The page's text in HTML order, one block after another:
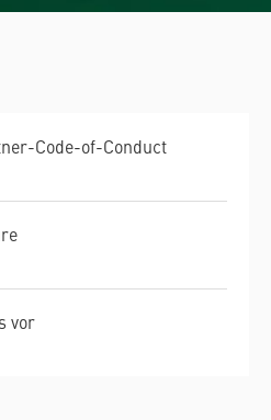
Code-of-Conduct
vor